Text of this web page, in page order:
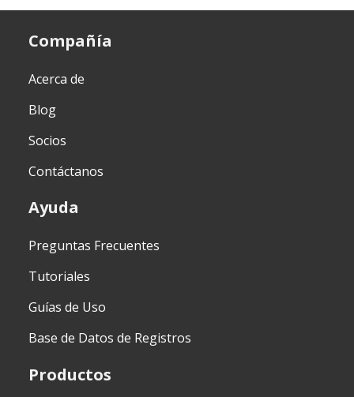
Compañía
Acerca de
Blog
Socios
Contáctanos
Ayuda
Preguntas Frecuentes
Tutoriales
Guías de Uso
Base de Datos de Registros
Productos